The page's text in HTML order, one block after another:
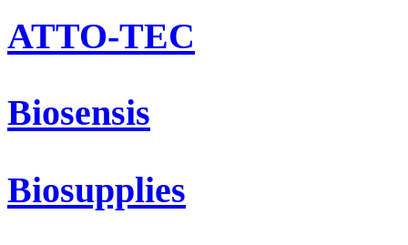
ATTO-TEC
Biosensis
Biosupplies